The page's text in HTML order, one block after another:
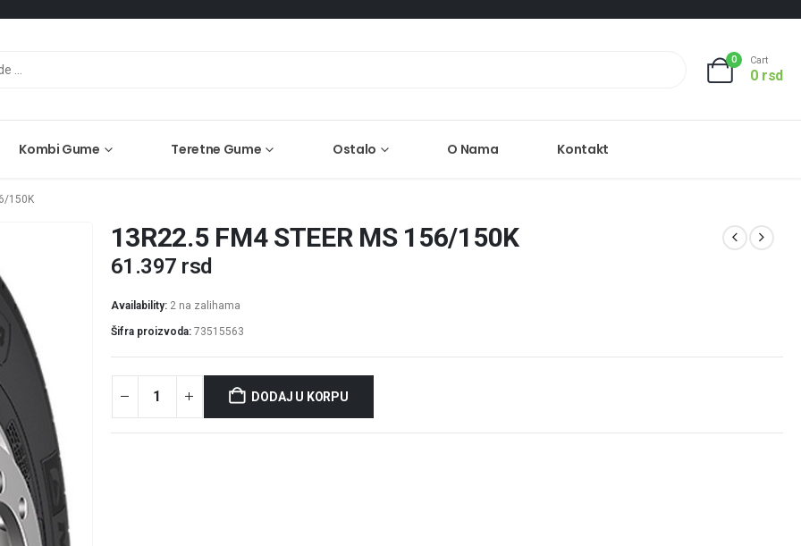
0 Cart
0 rsd
Kombi Gume Teretne Gume Ostalo O Nama Kontakt
150K
13R22.5 FM4 STEER MS 156/150K
61.397 rsd
Availability: 2 na zalihama
Šifra proizvoda: 73515563
DODAJ U KORPU